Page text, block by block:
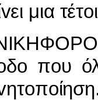
μια
95
πoυ